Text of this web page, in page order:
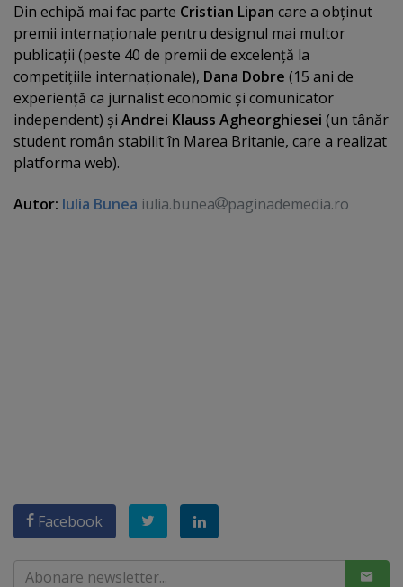
Din echipă mai fac parte Cristian Lipan care a obţinut
premii internaţionale pentru designul mai multor
publicaţii (peste 40 de premii de excelenţă la
competiţiile internaţionale), Dana Dobre (15 ani de
experienţă ca jurnalist economic şi comunicator
independent) şi Andrei Klauss Agheorghiesei (un tânăr
student român stabilit în Marea Britanie, care a realizat
platforma web).
Autor: Iulia Bunea iulia.bunea paginademedia.ro
Facebook